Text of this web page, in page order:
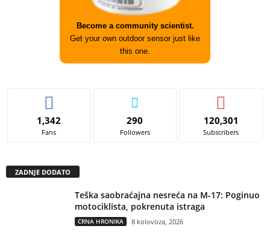
Become a community scientist.
Get your own outdoor sensor just like
this one.
1,342
Fans
290
Followers
120,301
Subscribers
ZADNJE DODATO
Teška saobraćajna nesreća na M-17: Poginuo
motociklista, pokrenuta istraga
CRNA HRONIKA 8 kolovoza, 2026